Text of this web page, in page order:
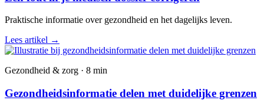
Praktische informatie over gezondheid en het dagelijks leven.
Lees artikel →
Gezondheid & zorg · 8 min
Gezondheidsinformatie delen met duidelijke grenzen